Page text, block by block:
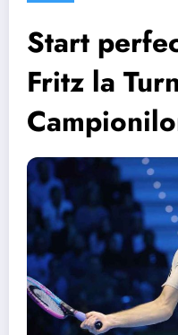
Start
Fritz la